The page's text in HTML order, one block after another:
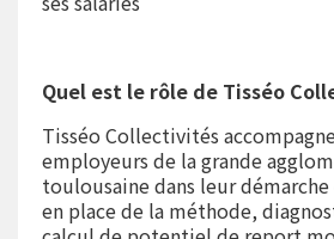
Quel est le rôle de Tisséo
Tisséo Collectivités
employeurs de la grande
toulousaine dans leur démarche
en place de la méthode,